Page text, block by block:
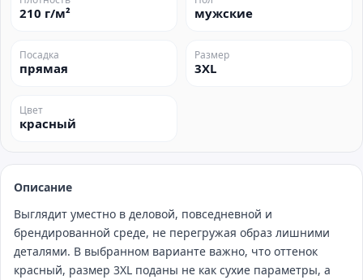
210 г/м² мужские
Посадка
прямая
Размер
3XL
Цвет
красный
Описание
Выглядит уместно в деловой, повседневной и
брендированной среде, не перегружая образ лишними
деталями. В выбранном варианте важно, что оттенок
красный, размер 3XL поданы не как сухие параметры, а